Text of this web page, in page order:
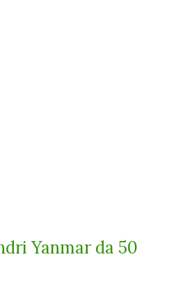
Yanmar da 50